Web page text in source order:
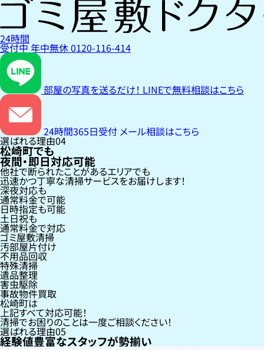
24時間
受付中年中無休0120-116-414
部屋の写真を送るだけ！ LINEで無料相談はこちら
24時間365日受付 メール相談はこちら
選ばれる理由04
松崎町でも
夜間・即日対応可能
他社で断られたことがあるエリアでも
迅速かつ丁寧な清掃サービスをお届けします！
深夜対応も
通常料金で可能
日時指定も可能
土日祝も
通常料金で対応
ゴミ屋敷清掃
汚部屋片付け
不用品回収
特殊清掃
遺品整理
害虫駆除
事故物件買取
松崎町は
上記すべて対応可能！
清掃でお困りのことは一度ご相談ください！
選ばれる理由05
経験値豊富なスタッフが勢揃い